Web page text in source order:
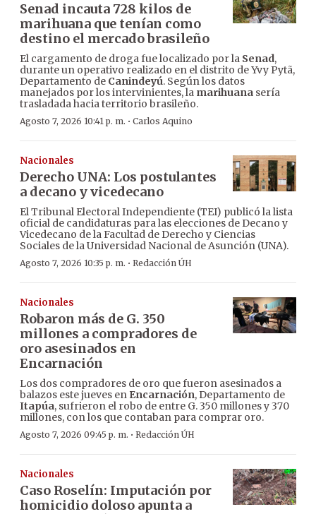
Senad incauta 728 kilos de
marihuana que tenían como
destino el mercado brasileño
El cargamento de droga fue localizado por la Senad,
durante un operativo realizado en el distrito de Yvy Pytã,
Departamento de Canindeyú. Según los datos
manejados por los intervinientes, la marihuana sería
trasladada hacia territorio brasileño.
Agosto 7, 2026 10:41 p. m. · Carlos Aquino
Nacionales
Derecho UNA: Los postulantes
a decano y vicedecano
El Tribunal Electoral Independiente (TEI) publicó la lista
oficial de candidaturas para las elecciones de Decano y
Vicedecano de la Facultad de Derecho y Ciencias
Sociales de la Universidad Nacional de Asunción (UNA).
Agosto 7, 2026 10:35 p. m. · Redacción ÚH
Nacionales
Robaron más de G. 350
millones a compradores de
oro asesinados en
Encarnación
Los dos compradores de oro que fueron asesinados a
balazos este jueves en Encarnación, Departamento de
Itapúa, sufrieron el robo de entre G. 350 millones y 370
millones, con los que contaban para comprar oro.
Agosto 7, 2026 09:45 p. m. · Redacción ÚH
Nacionales
Caso Roselín: Imputación por
homicidio doloso apunta a